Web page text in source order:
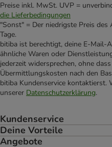
Preise inkl. MwSt. UVP =
die Lieferbedingungen
"Sonst" = Der niedrigste Preis
Tage.
bitiba ist berechtigt, deine E-Mail-
ähnliche Waren oder
jederzeit widersprechen, ohne
Übermittlungskosten nach den
bitiba Kundenservice
unserer Datenschutzerklärung.
Kundenservice
Deine Vorteile
Angebote